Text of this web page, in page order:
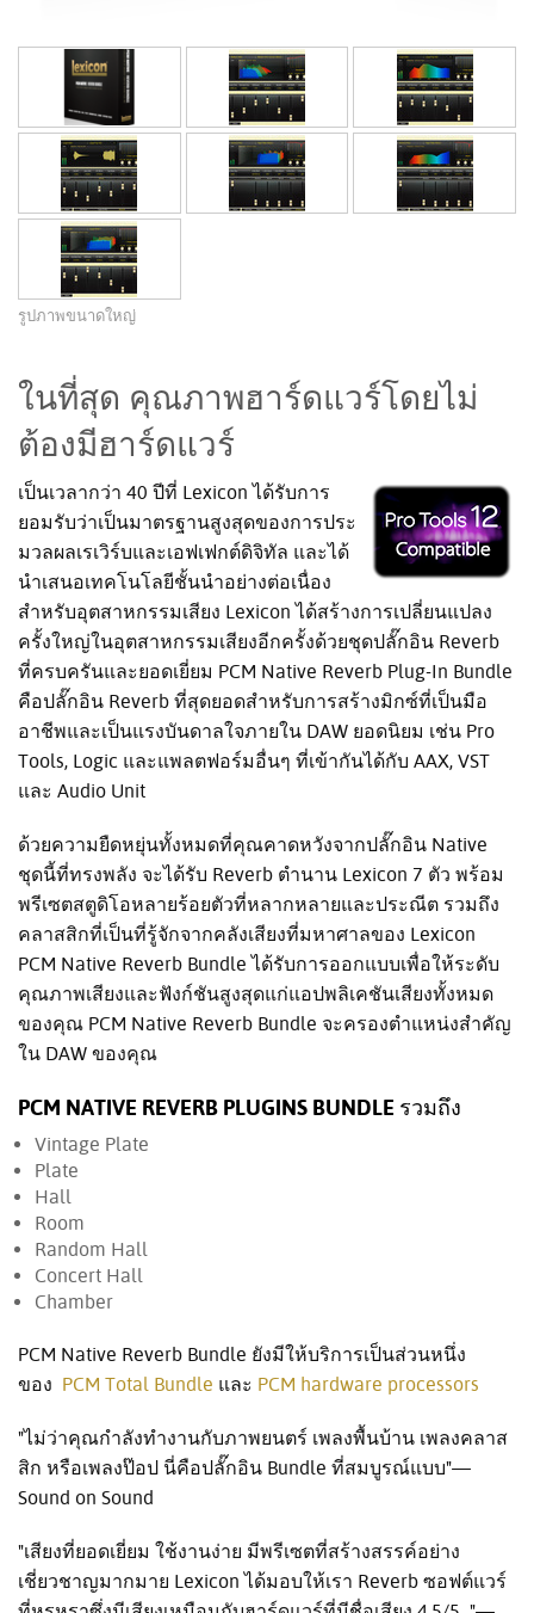
รูปภาพขนาดใหญ่
ในที่สุด คุณภาพฮาร์ดแวร์โดยไม่
ต้องมีฮาร์ดแวร์
เป็นเวลากว่า 40 ปีที่ Lexicon ได้รับการ
ยอมรับว่าเป็นมาตรฐานสูงสุดของการประ
มวลผลเรเวิร์บและเอฟเฟกต์ดิจิทัล และได้
นำเสนอเทคโนโลยีชั้นนำอย่างต่อเนื่อง
สำหรับอุตสาหกรรมเสียง Lexicon ได้สร้างการเปลี่ยนแปลง
ครั้งใหญ่ในอุตสาหกรรมเสียงอีกครั้งด้วยชุดปลั๊กอิน Reverb
ที่ครบครันและยอดเยี่ยม PCM Native Reverb Plug-In Bundle
คือปลั๊กอิน Reverb ที่สุดยอดสำหรับการสร้างมิกซ์ที่เป็นมือ
อาชีพและเป็นแรงบันดาลใจภายใน DAW ยอดนิยม เช่น Pro
Tools, Logic และแพลตฟอร์มอื่นๆ ที่เข้ากันได้กับ AAX, VST
และ Audio Unit
ด้วยความยืดหยุ่นทั้งหมดที่คุณคาดหวังจากปลั๊กอิน Native
ชุดนี้ที่ทรงพลัง จะได้รับ Reverb ตำนาน Lexicon 7 ตัว พร้อม
พรีเซตสตูดิโอหลายร้อยตัวที่หลากหลายและประณีต รวมถึง
คลาสสิกที่เป็นที่รู้จักจากคลังเสียงที่มหาศาลของ Lexicon
PCM Native Reverb Bundle ได้รับการออกแบบเพื่อให้ระดับ
คุณภาพเสียงและฟังก์ชันสูงสุดแก่แอปพลิเคชันเสียงทั้งหมด
ของคุณ PCM Native Reverb Bundle จะครองตำแหน่งสำคัญ
ใน DAW ของคุณ
PCM NATIVE REVERB PLUGINS BUNDLE รวมถึง
Vintage Plate
Plate
Hall
Room
Random Hall
Concert Hall
Chamber
PCM Native Reverb Bundle ยังมีให้บริการเป็นส่วนหนึ่ง
ของ PCM Total Bundle และ PCM hardware processors
"ไม่ว่าคุณกำลังทำงานกับภาพยนตร์ เพลงพื้นบ้าน เพลงคลาส
สิก หรือเพลงป๊อป นี่คือปลั๊กอิน Bundle ที่สมบูรณ์แบบ"—
Sound on Sound
"เสียงที่ยอดเยี่ยม ใช้งานง่าย มีพรีเซตที่สร้างสรรค์อย่าง
เชี่ยวชาญมากมาย Lexicon ได้มอบให้เรา Reverb ซอฟต์แวร์